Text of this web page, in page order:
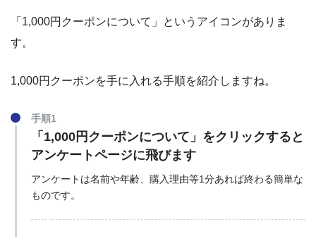
「1,000円クーポンについて」というアイコンがありま
す。
1,000円クーポンを手に入れる手順を紹介しますね。
手順1
「1,000円クーポンについて」をクリックすると
アンケートページに飛びます
アンケートは名前や年齢、購入理由等1分あれば終わる簡単な
ものです。